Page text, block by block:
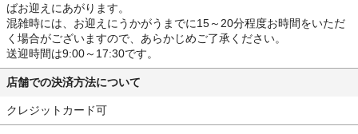
ばお迎えにあがります。
混雑時には、お迎えにうかがうまでに15～20分程度お時間をいただ
く場合がございますので、あらかじめご了承ください。
送迎時間は9:00～17:30です。
店舗での決済方法について
クレジットカード可